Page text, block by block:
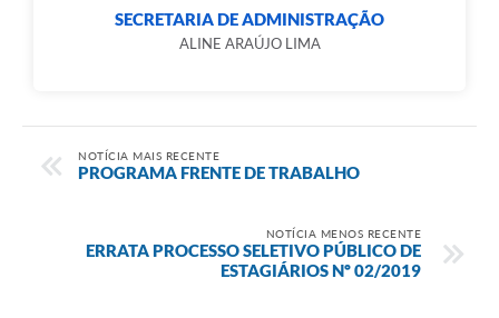
SECRETARIA DE ADMINISTRAÇÃO
ALINE ARAÚJO LIMA
NOTÍCIA MAIS RECENTE
PROGRAMA FRENTE DE TRABALHO
NOTÍCIA MENOS RECENTE
ERRATA PROCESSO SELETIVO PÚBLICO DE
ESTAGIÁRIOS Nº 02/2019